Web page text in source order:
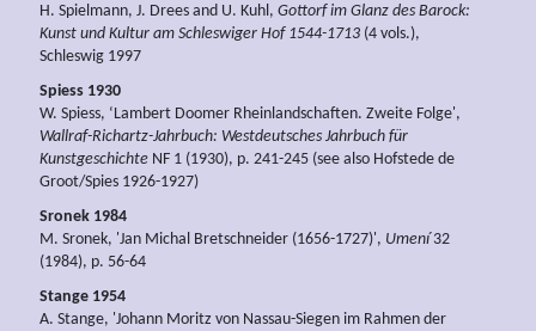
H. Spielmann, J. Drees and U. Kuhl, Gottorf im Glanz des Barock:
Kunst und Kultur am Schleswiger Hof 1544-1713 (4 vols.),
Schleswig 1997
Spiess 1930
W. Spiess, ‘Lambert Doomer Rheinlandschaften. Zweite Folge',
Wallraf-Richartz-Jahrbuch: Westdeutsches Jahrbuch für
Kunstgeschichte NF 1 (1930), p. 241-245 (see also Hofstede de
Groot/Spies 1926-1927)
Sronek 1984
M. Sronek, 'Jan Michal Bretschneider (1656-1727)', Umení32
(1984), p. 56-64
Stange 1954
A. Stange, 'Johann Moritz von Nassau-Siegen im Rahmen der